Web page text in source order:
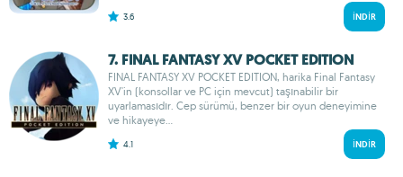
3.6 İNDIR
7. FINAL FANTASY XV POCKET EDITION
FINAL FANTASY XV POCKET EDITION, harika Final Fantasy
XV'in (konsollar ve PC için mevcut) taşınabilir bir
uyarlamasıdır. Cep sürümü, benzer bir oyun deneyimine
ve hikayeye...
4.1 İNDIR